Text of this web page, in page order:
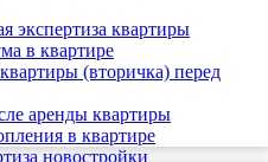
экспертиза квартиры
в квартире
(вторичка) перед
аренды квартиры
в квартире
новостройки